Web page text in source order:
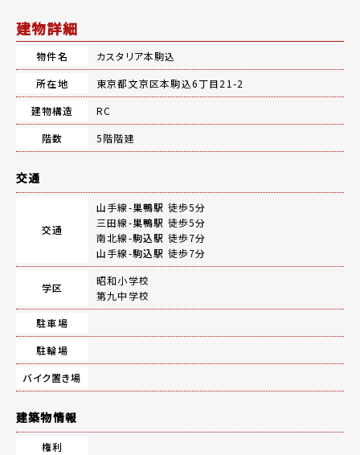
建物詳細
物件名
カスタリア本駒込
所在地
東京都文京区本駒込6丁目21-2
建物構造
RC
階数
5階階建
交通
交通
山手線-巣鴨駅 徒歩5分
三田線-巣鴨駅 徒歩5分
南北線-駒込駅 徒歩7分
山手線-駒込駅 徒歩7分
学区
昭和小学校
第九中学校
駐車場
駐輪場
バイク置き場
建築物情報
権利